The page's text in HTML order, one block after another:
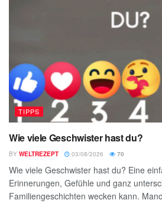
TIPPS
Wie viele Geschwister hast du?
BY WELTREZEPT 03/08/2026 70
Wie viele Geschwister hast du? Eine
Erinnerungen, Gefühle und ganz
Familiengeschichten wecken kann.